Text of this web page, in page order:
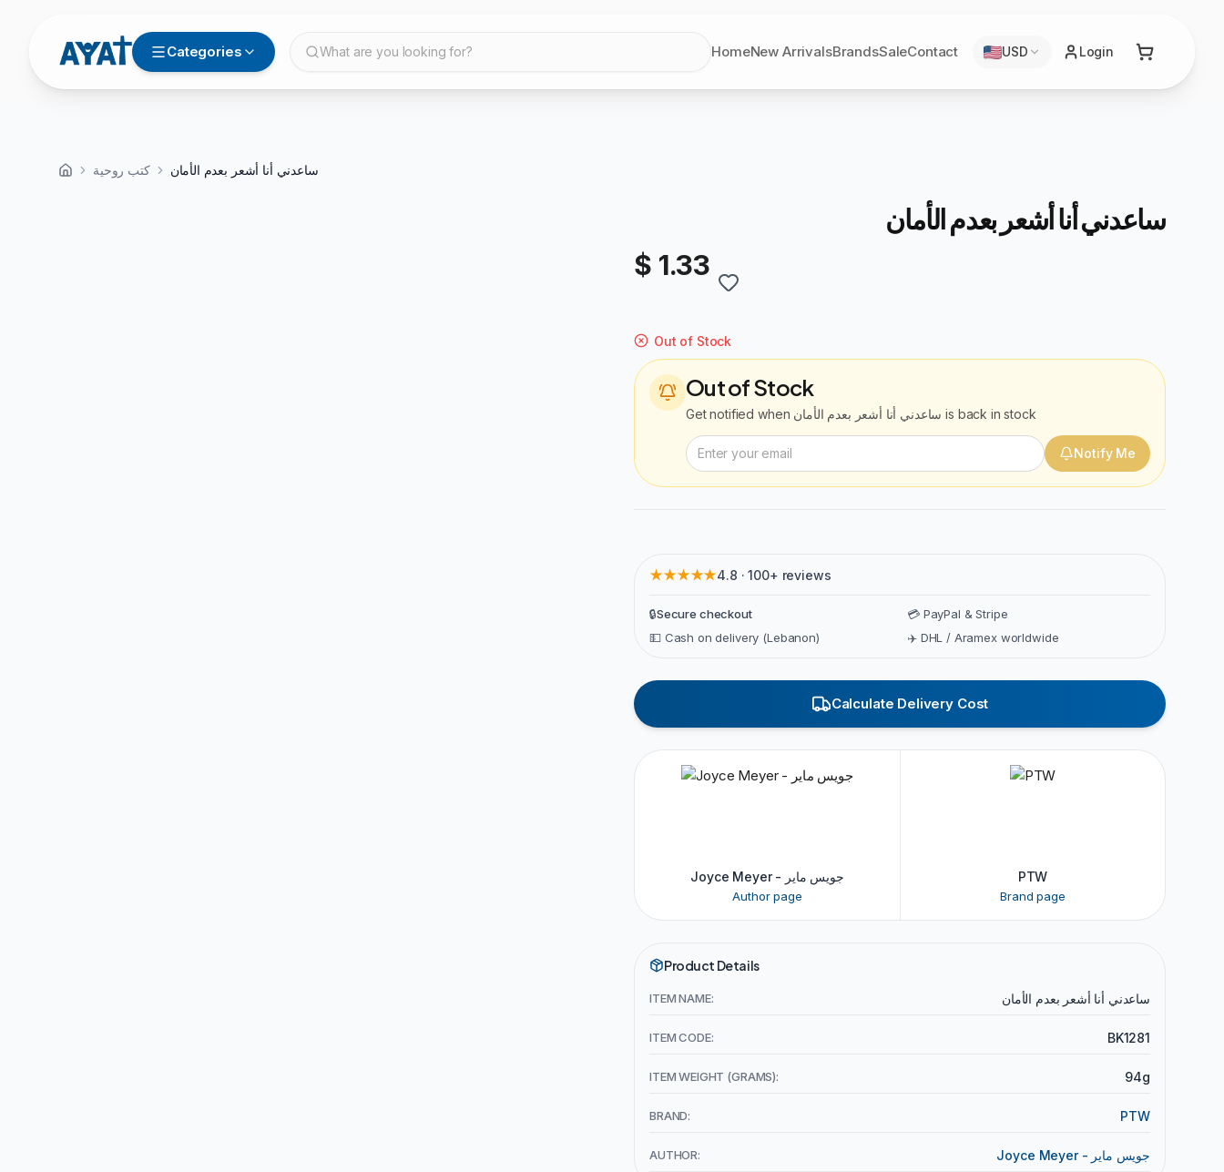
Categories What are you looking for? HomeNew ArrivalsBrandsSaleContact USD Login
كتب روحية ساعدني أنا أشعر بعدم الأمان
ساعدني أنا أشعر بعدم الأمان
$ 1.33
Out of Stock
Out of Stock
Get notified when ساعدني أنا أشعر بعدم الأمان is back in stock
Notify Me
★★★★★4.8 · 100+ reviews
🔒Secure checkout
💳 PayPal & Stripe
💵 Cash on delivery (Lebanon)
✈️ DHL / Aramex worldwide
Calculate Delivery Cost
Joyce Meyer - جويس ماير
Author page
PTW
Brand page
Product Details
ITEM NAME: ساعدني أنا أشعر بعدم الأمان
ITEM CODE: BK1281
ITEM WEIGHT (GRAMS): 94g
BRAND: PTW
AUTHOR: Joyce Meyer - جويس ماير